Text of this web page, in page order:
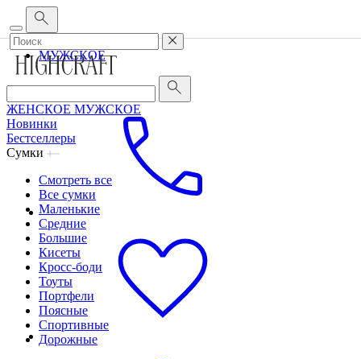
Корпоративным клиентам
ЖЕНСКОЕ
МУЖСКОЕ
ЖЕНСКОЕ МУЖСКОЕ
Новинки
Бестселлеры
Сумки
Смотреть все
Все сумки
Маленькие
Средние
Большие
Кисеты
Кросс-боди
Тоуты
Портфели
Поясные
Спортивные
Дорожные